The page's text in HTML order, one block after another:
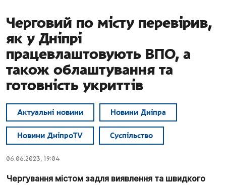
Черговий по місту перевірив,
як у Дніпрі
працевлаштовують ВПО, а
також облаштування та
готовність укриттів
Актуальні новини Новини Дніпра
Новини ДніпроTV Суспільство
06.06.2023, 19:04
Чергування містом задля виявлення та швидкого